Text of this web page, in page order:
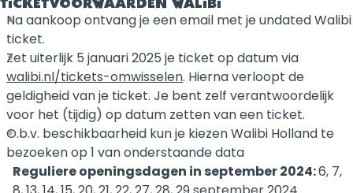
TICKETVOORWAARDEN WALIBI
Na aankoop ontvang je een email met je undated Walibi
ticket.
Zet uiterlijk 5 januari 2025 je ticket op datum via
walibi.nl/tickets-omwisselen. Hierna verloopt de
geldigheid van je ticket. Je bent zelf verantwoordelijk
voor het (tijdig) op datum zetten van een ticket.
O.b.v. beschikbaarheid kun je kiezen Walibi Holland te
bezoeken op 1 van onderstaande data
Reguliere openingsdagen in september 2024:6, 7,